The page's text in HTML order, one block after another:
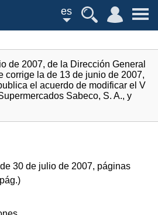
es
de 2007, de la Dirección General
corrige la de 13 de junio de 2007,
el acuerdo de modificar el V
Sabeco, S. A., y
30 de julio de 2007, páginas
pág.)